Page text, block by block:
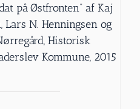
på Østfronten” af Kaj
Lars N. Henningsen og
Historisk
Kommune, 2015